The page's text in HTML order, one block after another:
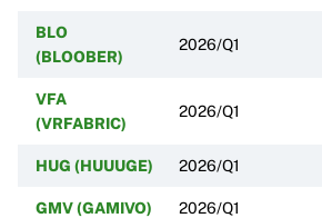
BLO
(BLOOBER)
2026/Q1
VFA
(VRFABRIC)
2026/Q1
HUG (HUUUGE) 2026/Q1
GMV (GAMIVO) 2026/Q1